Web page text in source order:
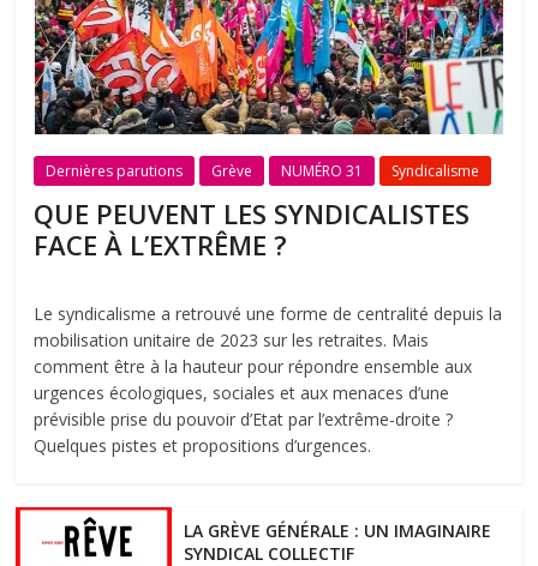
Dernières parutions Grève NUMÉRO 31 Syndicalisme
QUE PEUVENT LES SYNDICALISTES
FACE À L’EXTRÊME ?
Le syndicalisme a retrouvé une forme de centralité depuis la
mobilisation unitaire de 2023 sur les retraites. Mais
comment être à la hauteur pour répondre ensemble aux
urgences écologiques, sociales et aux menaces d’une
prévisible prise du pouvoir d’Etat par l’extrême-droite ?
Quelques pistes et propositions d’urgences.
LA GRÈVE GÉNÉRALE : UN IMAGINAIRE
SYNDICAL COLLECTIF